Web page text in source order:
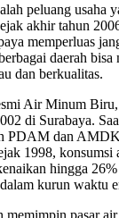
peluang usaha
akhir tahun
memperluas
daerah bisa
dan berkualitas.
Air Minum
di Surabaya.
PDAM dan
1998, konsumsi
hingga
kurun waktu
memimpin pasar